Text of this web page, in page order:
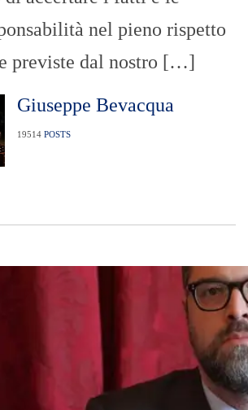
nel pieno rispetto
previste dal nostro […]
Giuseppe Bevacqua
19514 POSTS